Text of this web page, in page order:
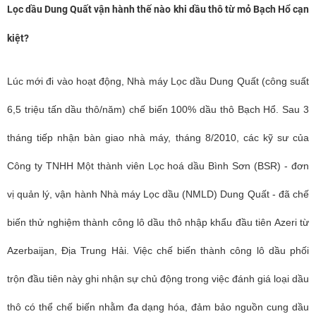
Lọc dầu Dung Quất vận hành thế nào khi dầu thô từ mỏ Bạch Hổ cạn
kiệt?
Lúc mới đi vào hoạt động, Nhà máy Lọc dầu Dung Quất (công suất
6,5 triệu tấn dầu thô/năm) chế biến 100% dầu thô Bạch Hổ. Sau 3
tháng tiếp nhận bàn giao nhà máy, tháng 8/2010, các kỹ sư của
Công ty TNHH Một thành viên Lọc hoá dầu Bình Sơn (BSR) - đơn
vị quản lý, vận hành Nhà máy Lọc dầu (NMLD) Dung Quất - đã chế
biến thử nghiệm thành công lô dầu thô nhập khẩu đầu tiên Azeri từ
Azerbaijan, Địa Trung Hải. Việc chế biến thành công lô dầu phối
trộn đầu tiên này ghi nhận sự chủ động trong việc đánh giá loại dầu
thô có thể chế biến nhằm đa dạng hóa, đảm bảo nguồn cung dầu